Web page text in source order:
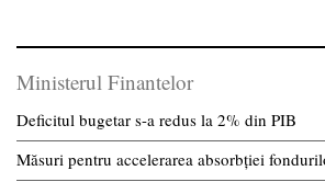
Ministerul Finantelor
Deficitul bugetar s-a redus la 2% din PIB
Măsuri pentru accelerarea absorbției